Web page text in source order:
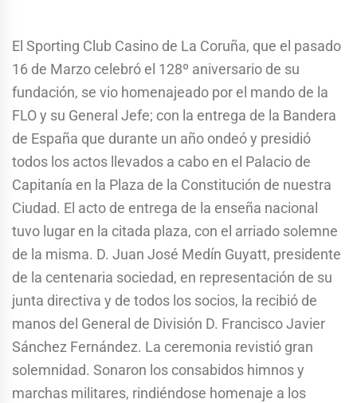
El Sporting Club Casino de La Coruña, que el pasado
16 de Marzo celebró el 128º aniversario de su
fundación, se vio homenajeado por el mando de la
FLO y su General Jefe; con la entrega de la Bandera
de España que durante un año ondeó y presidió
todos los actos llevados a cabo en el Palacio de
Capitanía en la Plaza de la Constitución de nuestra
Ciudad. El acto de entrega de la enseña nacional
tuvo lugar en la citada plaza, con el arriado solemne
de la misma. D. Juan José Medín Guyatt, presidente
de la centenaria sociedad, en representación de su
junta directiva y de todos los socios, la recibió de
manos del General de División D. Francisco Javier
Sánchez Fernández. La ceremonia revistió gran
solemnidad. Sonaron los consabidos himnos y
marchas militares, rindiéndose homenaje a los